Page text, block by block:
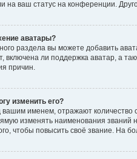
на ваш статус на конференции.
аватары?
раздела вы можете добавить
включена ли поддержка аватар, а
причин.
изменить его?
именем, отражают
изменять наименования званий
чтобы повысить своё звание. На